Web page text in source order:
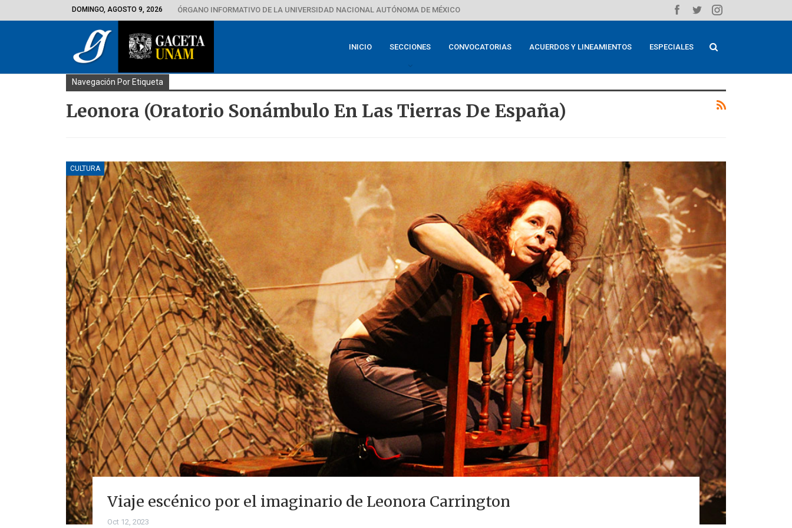
DOMINGO, AGOSTO 9, 2026 ÓRGANO INFORMATIVO DE LA UNIVERSIDAD NACIONAL AUTÓNOMA DE MÉXICO
INICIO SECCIONES CONVOCATORIAS ACUERDOS Y LINEAMIENTOS ESPECIALES
Navegación Por Etiqueta
Leonora (Oratorio Sonámbulo En Las Tierras De España)
CULTURA
Viaje escénico por el imaginario de Leonora Carrington
Oct 12, 2023